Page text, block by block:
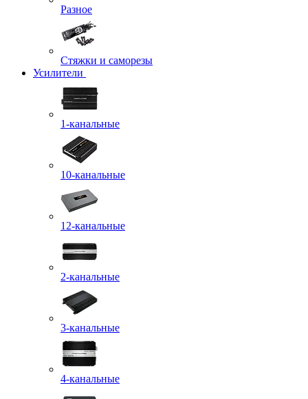
Разное
Стяжки и саморезы
Усилители
1-канальные
10-канальные
12-канальные
2-канальные
3-канальные
4-канальные